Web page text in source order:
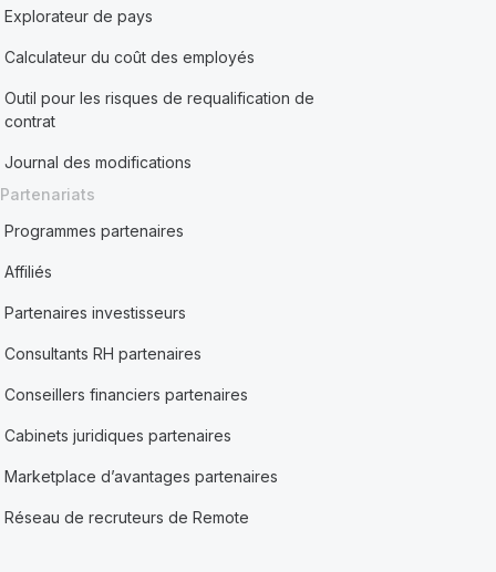
Explorateur de pays
Calculateur du coût des employés
Outil pour les risques de requalification de
contrat
Journal des modifications
Partenariats
Programmes partenaires
Affiliés
Partenaires investisseurs
Consultants RH partenaires
Conseillers financiers partenaires
Cabinets juridiques partenaires
Marketplace d’avantages partenaires
Réseau de recruteurs de Remote